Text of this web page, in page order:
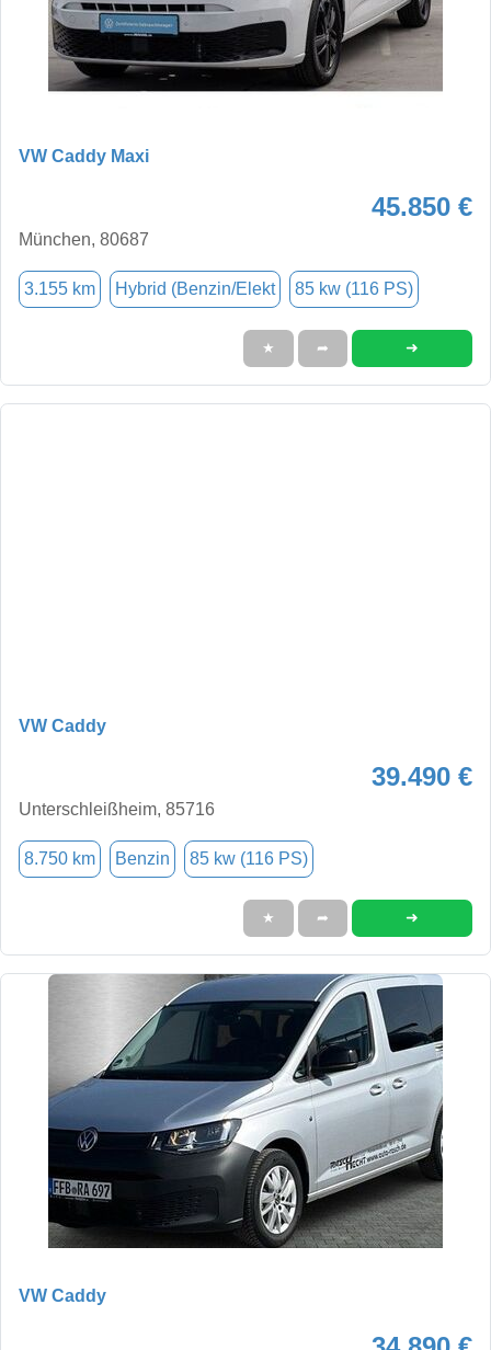
VW Caddy Maxi
45.850 €
München, 80687
3.155 km Hybrid (Benzin/Elekt 85 kw (116 PS)
★ ➦ ➜
VW Caddy
39.490 €
Unterschleißheim, 85716
8.750 km Benzin 85 kw (116 PS)
★ ➦ ➜
VW Caddy